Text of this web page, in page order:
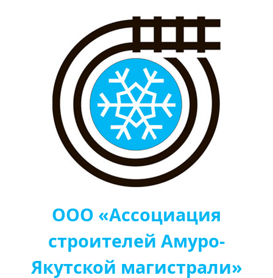
ООО «Ассоциация
строителей Амуро-
Якутской магистрали»